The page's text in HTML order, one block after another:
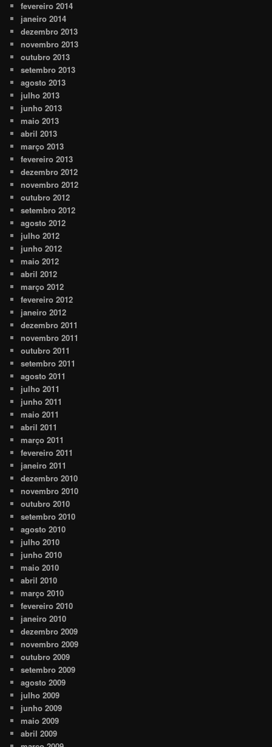
fevereiro 2014
janeiro 2014
dezembro 2013
novembro 2013
outubro 2013
setembro 2013
agosto 2013
julho 2013
junho 2013
maio 2013
abril 2013
março 2013
fevereiro 2013
dezembro 2012
novembro 2012
outubro 2012
setembro 2012
agosto 2012
julho 2012
junho 2012
maio 2012
abril 2012
março 2012
fevereiro 2012
janeiro 2012
dezembro 2011
novembro 2011
outubro 2011
setembro 2011
agosto 2011
julho 2011
junho 2011
maio 2011
abril 2011
março 2011
fevereiro 2011
janeiro 2011
dezembro 2010
novembro 2010
outubro 2010
setembro 2010
agosto 2010
julho 2010
junho 2010
maio 2010
abril 2010
março 2010
fevereiro 2010
janeiro 2010
dezembro 2009
novembro 2009
outubro 2009
setembro 2009
agosto 2009
julho 2009
junho 2009
maio 2009
abril 2009